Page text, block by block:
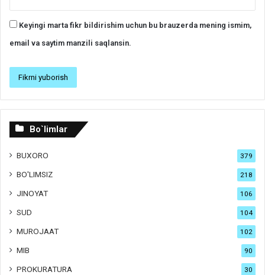
Keyingi marta fikr bildirishim uchun bu brauzerda mening ismim,
email va saytim manzili saqlansin.
Bo`limlar
BUXORO 379
BO'LIMSIZ 218
JINOYAT 106
SUD 104
MUROJAAT 102
MIB 90
PROKURATURA 30